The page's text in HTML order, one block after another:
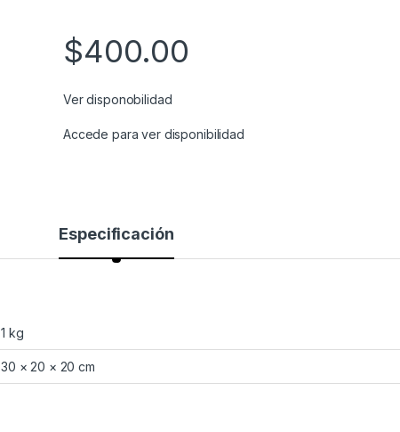
$400.00
Ver disponobilidad
Accede para ver disponibilidad
Especificación
1 kg
30 × 20 × 20 cm